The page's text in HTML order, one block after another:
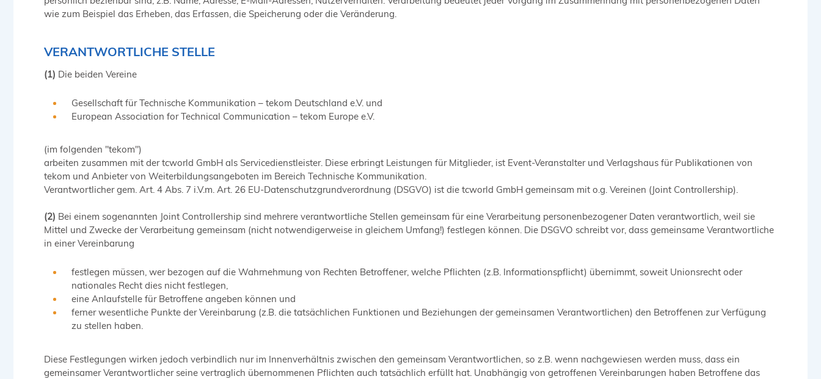
wie zum Beispiel das Erheben, das Erfassen, die Speicherung oder die Veränderung.
VERANTWORTLICHE STELLE
(1) Die beiden Vereine
Gesellschaft für Technische Kommunikation – tekom Deutschland e.V. und
European Association for Technical Communication – tekom Europe e.V.
(im folgenden "tekom")
arbeiten zusammen mit der tcworld GmbH als Servicedienstleister. Diese erbringt Leistungen für Mitglieder, ist Event-Veranstalter und Verlagshaus für Publikationen von
tekom und Anbieter von Weiterbildungsangeboten im Bereich Technische Kommunikation.
Verantwortlicher gem. Art. 4 Abs. 7 i.V.m. Art. 26 EU-Datenschutzgrundverordnung (DSGVO) ist die tcworld GmbH gemeinsam mit o.g. Vereinen (Joint Controllership).
(2) Bei einem sogenannten Joint Controllership sind mehrere verantwortliche Stellen gemeinsam für eine Verarbeitung personenbezogener Daten verantwortlich, weil sie
Mittel und Zwecke der Verarbeitung gemeinsam (nicht notwendigerweise in gleichem Umfang!) festlegen können. Die DSGVO schreibt vor, dass gemeinsame Verantwortliche
in einer Vereinbarung
festlegen müssen, wer bezogen auf die Wahrnehmung von Rechten Betroffener, welche Pflichten (z.B. Informationspflicht) übernimmt, soweit Unionsrecht oder
nationales Recht dies nicht festlegen,
eine Anlaufstelle für Betroffene angeben können und
ferner wesentliche Punkte der Vereinbarung (z.B. die tatsächlichen Funktionen und Beziehungen der gemeinsamen Verantwortlichen) den Betroffenen zur Verfügung
zu stellen haben.
Diese Festlegungen wirken jedoch verbindlich nur im Innenverhältnis zwischen den gemeinsam Verantwortlichen, so z.B. wenn nachgewiesen werden muss, dass ein
gemeinsamer Verantwortlicher seine vertraglich übernommenen Pflichten auch tatsächlich erfüllt hat. Unabhängig von getroffenen Vereinbarungen haben Betroffene das